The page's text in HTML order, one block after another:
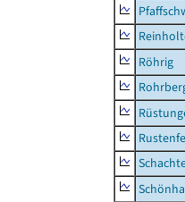
Röhrig